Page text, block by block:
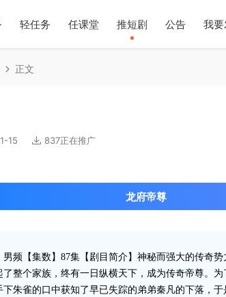
轻任务 任课堂 推短剧 公告 我要
正文
15
837正在推广
龙府帝尊
男频【集数】87集【剧目简介】神秘而强大的传奇
整个家族，终有一日纵横天下，成为传奇帝尊。
朱雀的口中获知了早已失踪的弟弟秦凡的下落，